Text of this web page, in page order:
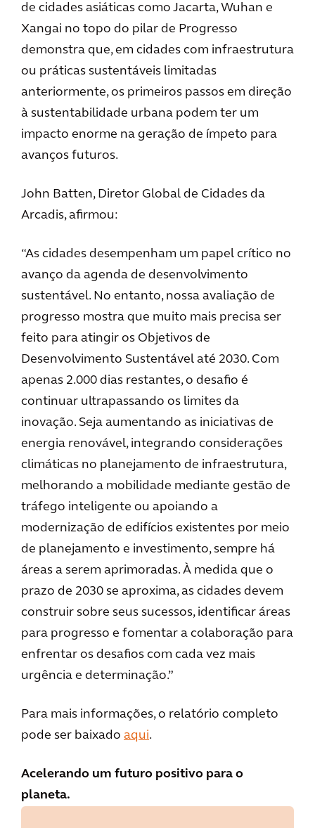
de cidades asiáticas como Jacarta, Wuhan e
Xangai no topo do pilar de Progresso
demonstra que, em cidades com infraestrutura
ou práticas sustentáveis limitadas
anteriormente, os primeiros passos em direção
à sustentabilidade urbana podem ter um
impacto enorme na geração de ímpeto para
avanços futuros.
John Batten, Diretor Global de Cidades da
Arcadis, afirmou:
“As cidades desempenham um papel crítico no
avanço da agenda de desenvolvimento
sustentável. No entanto, nossa avaliação de
progresso mostra que muito mais precisa ser
feito para atingir os Objetivos de
Desenvolvimento Sustentável até 2030. Com
apenas 2.000 dias restantes, o desafio é
continuar ultrapassando os limites da
inovação. Seja aumentando as iniciativas de
energia renovável, integrando considerações
climáticas no planejamento de infraestrutura,
melhorando a mobilidade mediante gestão de
tráfego inteligente ou apoiando a
modernização de edifícios existentes por meio
de planejamento e investimento, sempre há
áreas a serem aprimoradas. À medida que o
prazo de 2030 se aproxima, as cidades devem
construir sobre seus sucessos, identificar áreas
para progresso e fomentar a colaboração para
enfrentar os desafios com cada vez mais
urgência e determinação.”
Para mais informações, o relatório completo
pode ser baixado aqui.
Acelerando um futuro positivo para o
planeta.